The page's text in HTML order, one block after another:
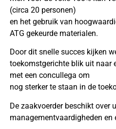
(circa 20 personen)
en het gebruik van
ATG gekeurde materialen.
Door dit snelle succes kijken
toekomstgerichte blik uit naar
met een concullega om
nog sterker te staan in de
De zaakvoerder beschikt over
managementvaardigheden en